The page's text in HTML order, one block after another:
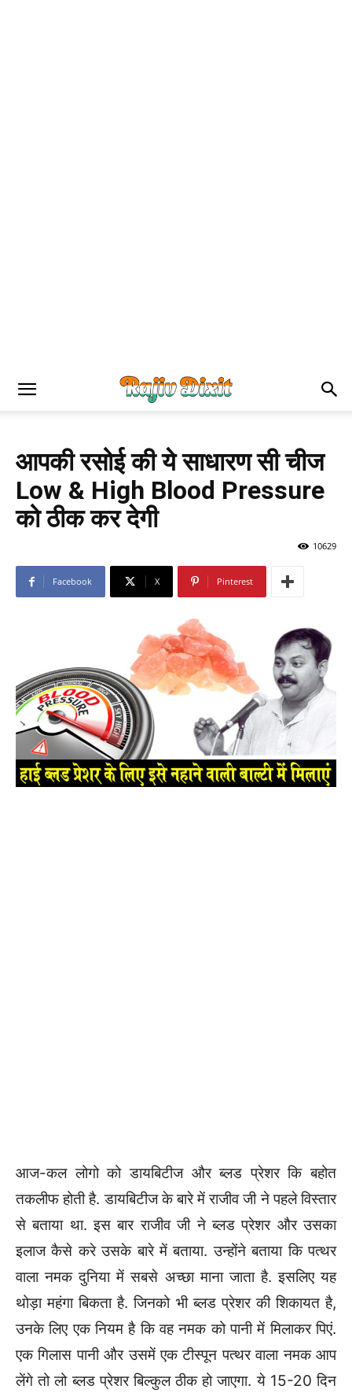
आपकी रसोई की ये साधारण सी चीज
Low & High Blood Pressure
को ठीक कर देगी
10629
Facebook X Pinterest
आज-कल लोगो को डायबिटीज और ब्लड प्रेशर कि बहोत
तकलीफ होती है. डायबिटीज के बारे में राजीव जी ने पहले विस्तार
से बताया था. इस बार राजीव जी ने ब्लड प्रेशर और उसका
इलाज कैसे करे उसके बारे में बताया. उन्होंने बताया कि पत्थर
वाला नमक दुनिया में सबसे अच्छा माना जाता है. इसलिए यह
थोड़ा महंगा बिकता है. जिनको भी ब्लड प्रेशर की शिकायत है,
उनके लिए एक नियम है कि वह नमक को पानी में मिलाकर पिएं.
एक गिलास पानी और उसमें एक टीस्पून पत्थर वाला नमक आप
लेंगे तो लो ब्लड प्रेशर बिल्कुल ठीक हो जाएगा. ये 15-20 दिन